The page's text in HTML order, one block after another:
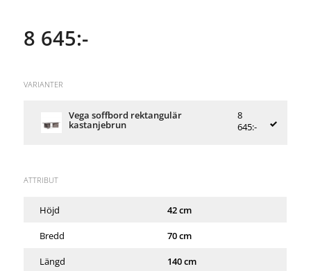
8 645:-
VARIANTER
Vega soffbord rektangulär
kastanjebrun
8
645:-
ATTRIBUT
Höjd 42 cm
Bredd 70 cm
Längd 140 cm